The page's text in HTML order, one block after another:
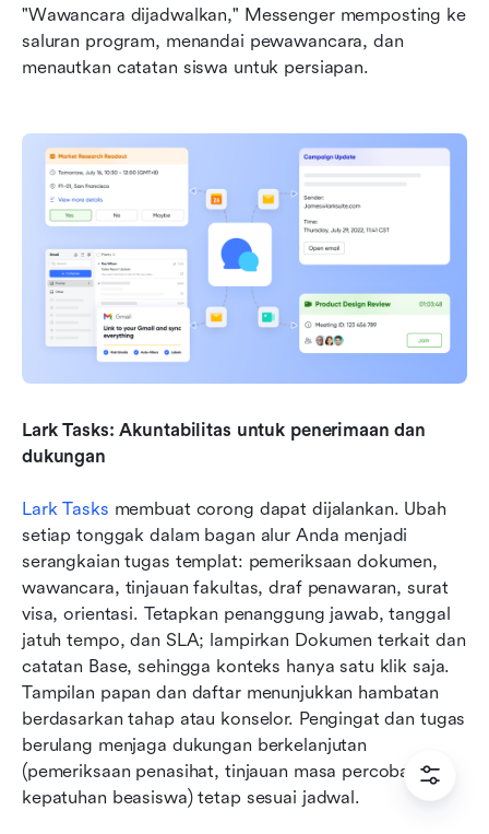
"Wawancara dijadwalkan," Messenger memposting ke
saluran program, menandai pewawancara, dan
menautkan catatan siswa untuk persiapan.
Lark Tasks: Akuntabilitas untuk penerimaan dan
dukungan
Lark Tasks membuat corong dapat dijalankan. Ubah
setiap tonggak dalam bagan alur Anda menjadi
serangkaian tugas templat: pemeriksaan dokumen,
wawancara, tinjauan fakultas, draf penawaran, surat
visa, orientasi. Tetapkan penanggung jawab, tanggal
jatuh tempo, dan SLA; lampirkan Dokumen terkait dan
catatan Base, sehingga konteks hanya satu klik saja.
Tampilan papan dan daftar menunjukkan hambatan
berdasarkan tahap atau konselor. Pengingat dan tugas
berulang menjaga dukungan berkelanjutan
(pemeriksaan penasihat, tinjauan masa percobaan,
kepatuhan beasiswa) tetap sesuai jadwal.